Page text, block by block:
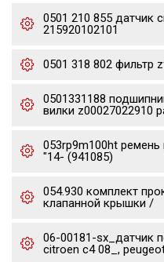
0501 210 855 датчик
215920102101
0501 318 802 фильтр
0501331188
вилки z00027022910
053rp9m100ht ремень
"14- (941085)
054.930 комплект
клапанной крышки /
06-00181-sx_датчик
citroen c4 08_,